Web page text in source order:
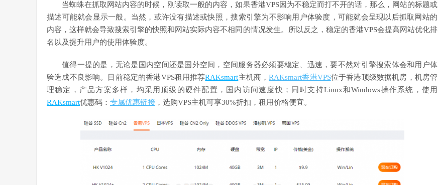
当蜘蛛在抓取网站内容的时候，刚读取一般的内容，如果香港VPS因为不稳定而打不开的话，那么，网站的标题或
描述可能就会显示一般。当然，或许没有描述或快照，搜索引擎为不影响用户体验度，可能就会呈现以后抓取网站的
内容，这样就会导致搜索引擎的快照和网站实际内容不相同的情况发生。所以反之，稳定的香港VPS会提高网站优化排
名以及提升用户的使用体验度。
值得一提的是，无论是国内空间还是国外空间，空间服务器必须要稳定、迅速，要不然对引擎搜索体会和用户体
验造成不良影响。目前稳定的香港VPS租用推荐RAKsmart主机商，RAKsmart香港VPS位于香港顶级数据机房，机房管
理稳定，产品方案多样，均采用顶级的硬件配置，国内访问速度快；同时支持Linux和Windows操作系统，使用
RAKsmart优惠码： 专属优惠链接 ，选购VPS主机可享30%折扣，租用价格便宜。